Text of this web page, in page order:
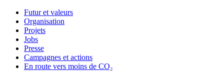
Futur et valeurs
Organisation
Projets
Jobs
Presse
Campagnes et actions
En route vers moins de CO₂